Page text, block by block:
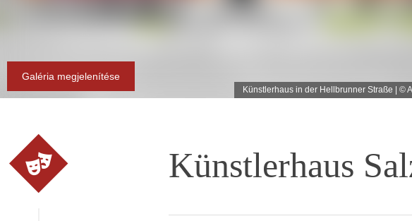
Künstlerhaus in der Hellbrunner Straße | ©
Galéria megjelenítése
Künstlerhaus